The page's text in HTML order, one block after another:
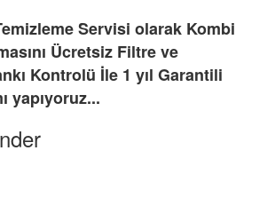
Servisi olarak Kombi
Ücretsiz Filtre ve
Kontrolü İle 1 yıl Garantili
yapıyoruz...